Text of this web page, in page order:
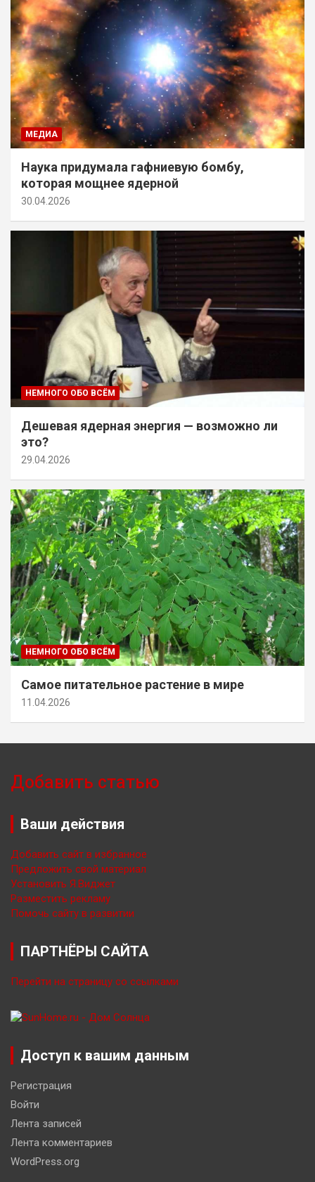
МЕДИА
Наука придумала гафниевую бомбу,
которая мощнее ядерной
30.04.2026
НЕМНОГО ОБО ВСЁМ
Дешевая ядерная энергия — возможно ли
это?
29.04.2026
НЕМНОГО ОБО ВСЁМ
Самое питательное растение в мире
11.04.2026
Добавить статью
Ваши действия
Добавить сайт в избранное
Предложить свой материал
Установить Я.Виджет
Разместить рекламу
Помочь сайту в развитии
ПАРТНЁРЫ САЙТА
Перейти на страницу со ссылками
Доступ к вашим данным
Регистрация
Войти
Лента записей
Лента комментариев
WordPress.org